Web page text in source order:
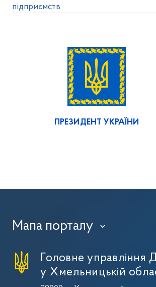
підприємств
ПРЕЗИДЕНТ УКРАЇНИ
Мапа порталу ›
Головне управління
у Хмельницькій